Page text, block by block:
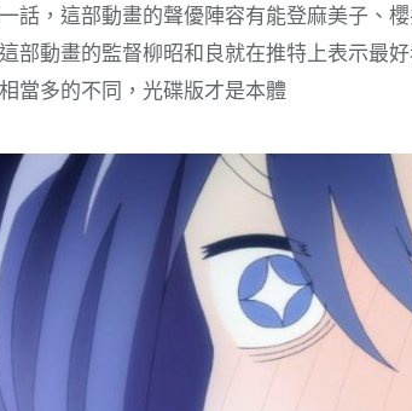
話，這部動畫的聲優陣容有能登麻美子、
部動畫的監督柳昭和良就在推特上表示最
當多的不同，光碟版才是本體